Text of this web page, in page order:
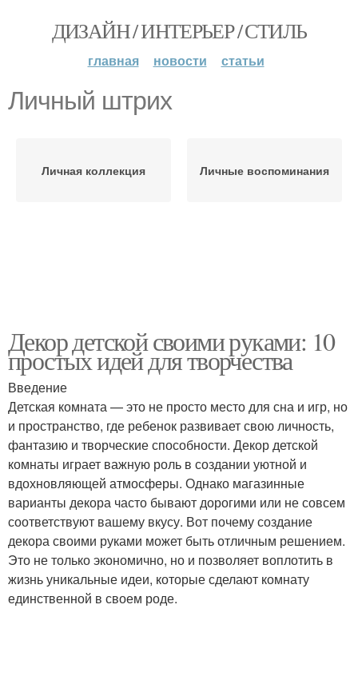
ДИЗАЙН / ИНТЕРЬЕР / СТИЛЬ
главная новости статьи
Личный штрих
Личная коллекция Личные воспоминания
Декор детской своими руками: 10
простых идей для творчества
Введение
Детская комната — это не просто место для сна и игр, но
и пространство, где ребенок развивает свою личность,
фантазию и творческие способности. Декор детской
комнаты играет важную роль в создании уютной и
вдохновляющей атмосферы. Однако магазинные
варианты декора часто бывают дорогими или не совсем
соответствуют вашему вкусу. Вот почему создание
декора своими руками может быть отличным решением.
Это не только экономично, но и позволяет воплотить в
жизнь уникальные идеи, которые сделают комнату
единственной в своем роде.